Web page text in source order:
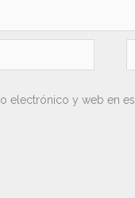
electrónico y web en